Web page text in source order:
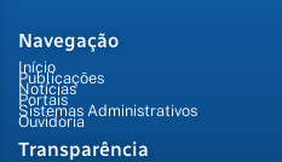
Navegação
Início
Publicações
Notícias
Portais
Sistemas Administrativos
Ouvidoria
Transparência